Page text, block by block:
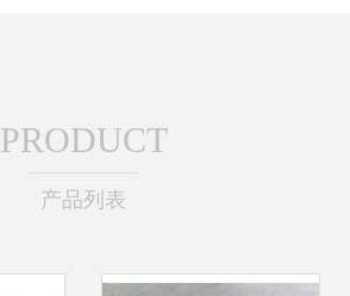
PRODUCT
产品列表